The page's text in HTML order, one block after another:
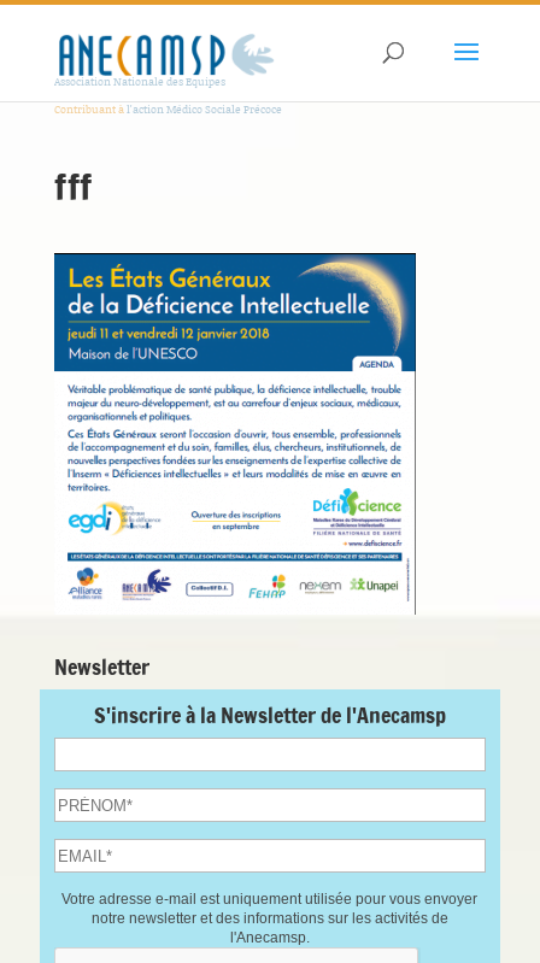
Association Nationale des Equipes
Contribuant àl'action Médico Sociale Précoce
fff
Newsletter
S'inscrire à la Newsletter de l'Anecamsp
Votre adresse e-mail est uniquement utilisée pour vous envoyer
notre newsletter et des informations sur les activités de
l'Anecamsp.